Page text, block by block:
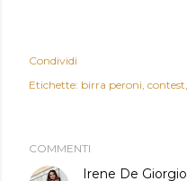
Condividi
Etichette: birra peroni contest
COMMENTI
Irene De Giorgio